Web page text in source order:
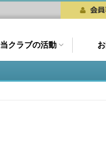
当クラブの活動